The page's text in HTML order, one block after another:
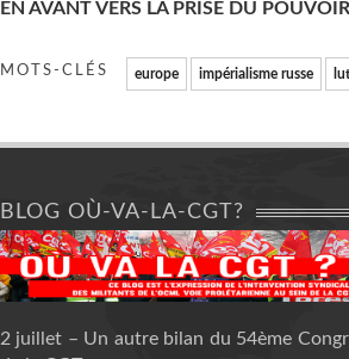
EN AVANT VERS LA PRISE DU
MOTS-CLÉS europe impérialisme russe
BLOG OÙ-VA-LA-CGT?
2 juillet – Un autre bilan du 54ème